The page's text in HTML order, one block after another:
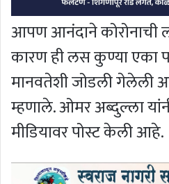
आपण आनंदाने कोरोनाची
कारण ही लस कुण्या एका
मानवतेशी जोडली
म्हणाले. ओमर अब्दुल्ला
मीडियावर पोस्ट केली आहे.